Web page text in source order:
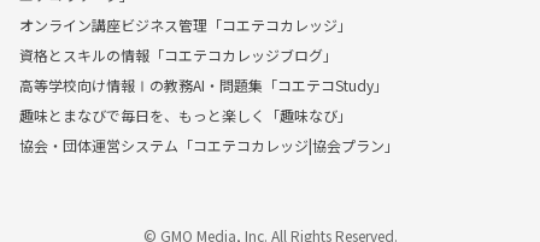
オンライン講座ビジネス管理「コエテコカレッジ」
資格とスキルの情報「コエテコカレッジブログ」
高等学校向け情報Ⅰの教務AI・問題集「コエテコStudy」
趣味とまなびで毎日を、もっと楽しく「趣味なび」
協会・団体運営システム「コエテコカレッジ|協会プラン」
© GMO Media, Inc. All Rights Reserved.